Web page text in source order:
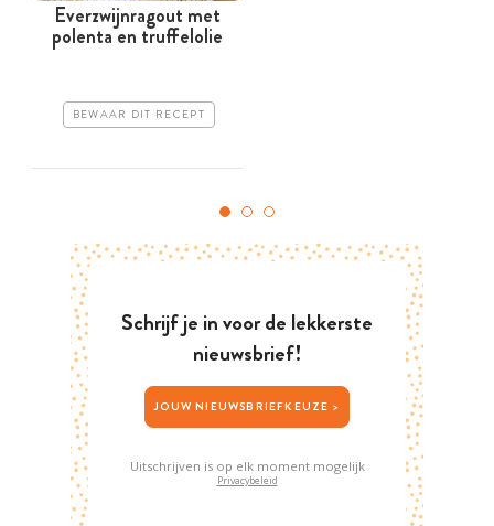
Everzwijnragout met
polenta en truffelolie
BEWAAR DIT RECEPT
Schrijf je in voor de lekkerste
nieuwsbrief!
JOUW NIEUWSBRIEFKEUZE >
Uitschrijven is op elk moment mogelijk
Privacybeleid